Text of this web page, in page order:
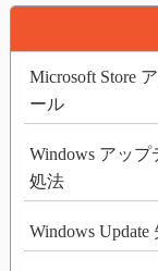
Microsoft Store
ール
Windows アッ
処法
Windows